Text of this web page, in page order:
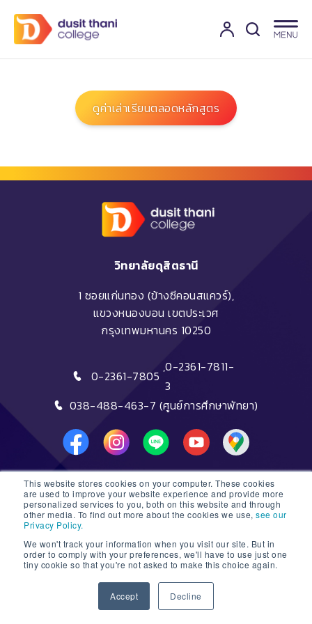
This website stores cookies on your computer. These cookies
are used to improve your website experience and provide more
personalized services to you, both on this website and through
other media. To find out more about the cookies we use, see our
Privacy Policy.
We won't track your information when you visit our site. But in
order to comply with your preferences, we'll have to use just one
tiny cookie so that you're not asked to make this choice again.
Accept Decline
ดูค่าเล่าเรียนตลอดหลักสูตร
วิทยาลัยดุสิตธานี
1 ซอยแก่นทอง (ข้างซีคอนสแควร์),
แขวงหนองบอน เขตประเวศ
กรุงเทพมหานคร 10250
0-2361-7805
,0-2361-7811-
3
038-488-463-7 (ศูนย์การศึกษาพัทยา)
DTC HOTLINE
FAQs
ติดต่อฝ่ายรับสมัครหลักสูตรระยะสั้น
ติดต่อฝ่ายรับสมัครหลักสูตรปริญญา
© 2026 Dusit Thani College |